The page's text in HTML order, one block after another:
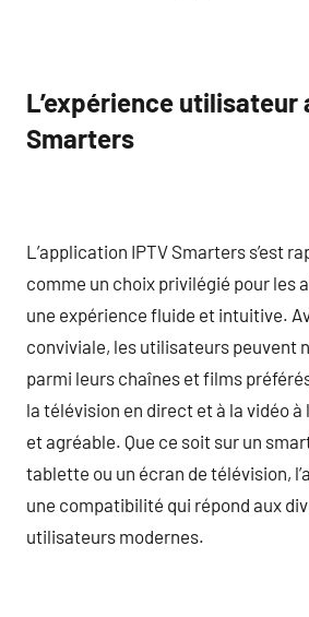
L’expérience utilisateur
Smarters
L’application IPTV Smarters s’est
comme un choix privilégié pour les
une expérience fluide et intuitive.
conviviale, les utilisateurs peuvent
parmi leurs chaînes et films
la télévision en direct et à la vidéo à
et agréable. Que ce soit sur un
tablette ou un écran de télévision,
une compatibilité qui répond aux
utilisateurs modernes.